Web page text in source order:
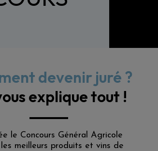
devenir juré ?
explique tout !
le Concours Général Agricole
les meilleurs produits et vins de